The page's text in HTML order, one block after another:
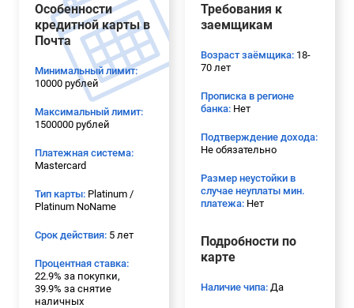
Особенности
кредитной карты в
Почта
Минимальный лимит:
10000 рублей
Максимальный лимит:
1500000 рублей
Платежная система:
Mastercard
Тип карты: Platinum /
Platinum NoName
Срок действия: 5 лет
Процентная ставка:
22.9% за покупки,
39.9% за снятие
наличных
Требования к
заемщикам
Возраст заёмщика: 18-
70 лет
Прописка в регионе
банка: Нет
Подтверждение дохода:
Не обязательно
Размер неустойки в
случае неуплаты мин.
платежа: Нет
Подробности по
карте
Наличие чипа: Да